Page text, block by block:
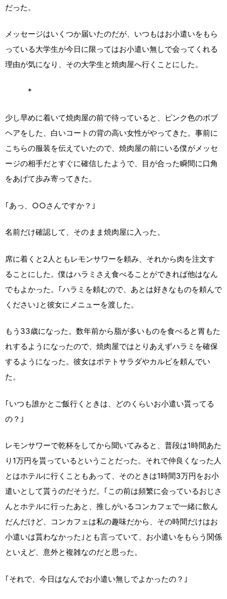
だった。
メッセージはいくつか届いたのだが、いつもはお小遣いをもら
っている大学生が今日に限ってはお小遣い無しで会ってくれる
理由が気になり、その大学生と焼肉屋へ行くことにした。
*
少し早めに着いて焼肉屋の前で待っていると、ピンク色のボブ
ヘアをした、白いコートの背の高い女性がやってきた。事前に
こちらの服装を伝えていたので、焼肉屋の前にいる僕がメッセ
ージの相手だとすぐに確信したようで、目が合った瞬間に口角
をあげて歩み寄ってきた。
｢あっ、○○さんですか？｣
名前だけ確認して、そのまま焼肉屋に入った。
席に着くと2人ともレモンサワーを頼み、それから肉を注文す
ることにした。僕はハラミさえ食べることができれば他はなん
でもよかった。｢ハラミを頼むので、あとは好きなものを頼んで
ください｣と彼女にメニューを渡した。
もう33歳になった。数年前から脂が多いものを食べると胃もた
れするようになったので、焼肉屋ではとりあえずハラミを確保
するようになった。彼女はポテトサラダやカルビを頼んでい
た。
｢いつも誰かとご飯行くときは、どのくらいお小遣い貰ってる
の？｣
レモンサワーで乾杯をしてから聞いてみると、普段は1時間あた
り1万円を貰っているということだった。それで仲良くなった人
とはホテルに行くこともあって、そのときは1時間3万円をお小
遣いとして貰うのだそうだ。｢この前は頻繁に会っているおじさ
んとホテルに行ったあと、推しがいるコンカフェで一緒に飲ん
だんだけど、コンカフェは私の趣味だから、その時間だけはお
小遣いは貰わなかった｣とも言っていて、お小遣いをもらう関係
といえど、意外と複雑なのだと思った。
｢それで、今日はなんでお小遣い無しでよかったの？｣